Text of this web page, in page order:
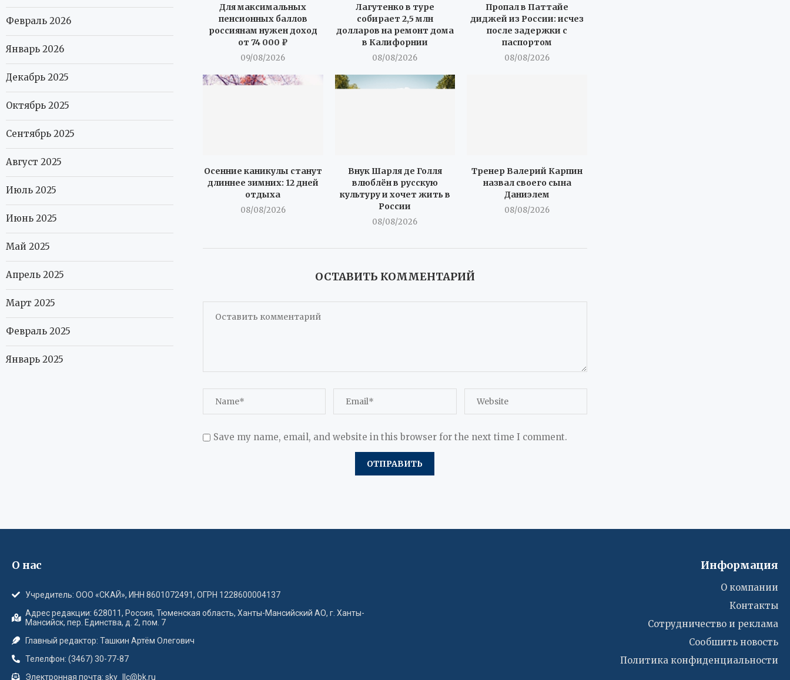
Для максимальных
пенсионных баллов
россиянам нужен доход
от 74 000 ₽
09/08/2026
Лагутенко в туре
собирает 2,5 млн
долларов на ремонт дома
в Калифорнии
08/08/2026
Пропал в Паттайе
диджей из России: исчез
после задержки с
паспортом
08/08/2026
Осенние каникулы станут
длиннее зимних: 12 дней
отдыха
08/08/2026
Внук Шарля де Голля
влюблён в русскую
культуру и хочет жить в
России
08/08/2026
Тренер Валерий Карпин
назвал своего сына
Даниэлем
08/08/2026
ОСТАВИТЬ КОММЕНТАРИЙ
Save my name, email, and website in this browser for the next time I comment.
Февраль 2026
Январь 2026
Декабрь 2025
Октябрь 2025
Сентябрь 2025
Август 2025
Июль 2025
Июнь 2025
Май 2025
Апрель 2025
Март 2025
Февраль 2025
Январь 2025
О нас
Учредитель: ООО «СКАЙ», ИНН 8601072491, ОГРН 1228600004137
Адрес редакции: 628011, Россия, Тюменская область, Ханты-Мансийский АО, г. Ханты-
Мансийск, пер. Единства, д. 2, пом. 7
Главный редактор: Ташкин Артём Олегович
Телелфон: (3467) 30-77-87
Электронная почта: sky_llc@bk.ru
Информация
О компании
Контакты
Сотрудничество и реклама
Сообшить новость
Политика конфиденциальности